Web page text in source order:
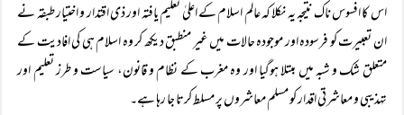
اس کا افسوس ناک نتیجہ یہ نکلا کہ عالم اسلام کے اعلیٰ تعلیم یافتہ اور ذی اقتدار و اختیار طبقہ نے
ان تعبیرت کو فرسودہ اور موجودہ حالات میں غیر منطبق دیکھ کر وہ اسلام ہی کی افادیت کے
متعلق شک و شبہ میں مبتلا ہوگیا اور وہ مغرب کے نظام و قانون، سیاست و طرز تعلیم اور
تہذیبی و معاشرتی اقدار کو مسلم معاشروں پر مسلط کرتا جا رہا ہے۔